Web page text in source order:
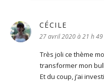
CÉCILE
27 avril 2020 à 21 h
Très joli ce thème
transformer mon
Et du coup, j’ai